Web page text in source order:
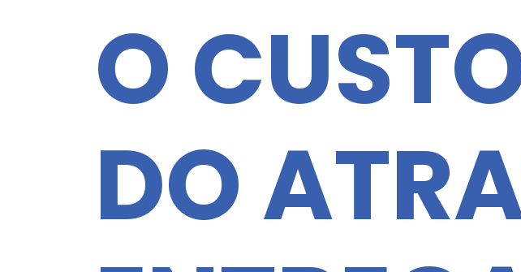
O
DO